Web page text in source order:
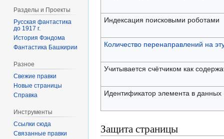
Индексация поисковыми роботами
Количество перенаправлений на
Учитывается счётчиком как
Идентификатор элемента в данных
Защита страницы
Разделы и Проекты
Русская фантастика
до 1917 г.
История Фэндома
Фантастика Башкирии
Разное
Свежие правки
Новые страницы
Справка
Инструменты
Ссылки сюда
Связанные правки